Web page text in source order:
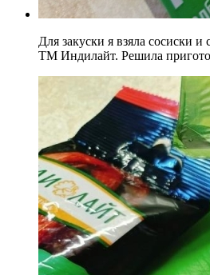
Для закуски я взяла сосиски
ТМ Индилайт. Решила